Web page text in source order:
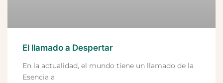
El llamado a Despertar
En la actualidad, el mundo tiene un llamado de la
Esencia a